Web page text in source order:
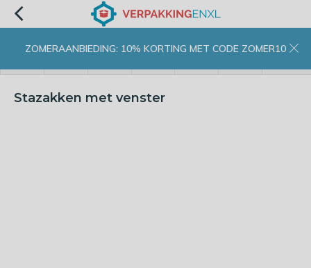
ZOMERAANBIEDING: 10% KORTING MET CODE ZOMER10
Stazakken met venster